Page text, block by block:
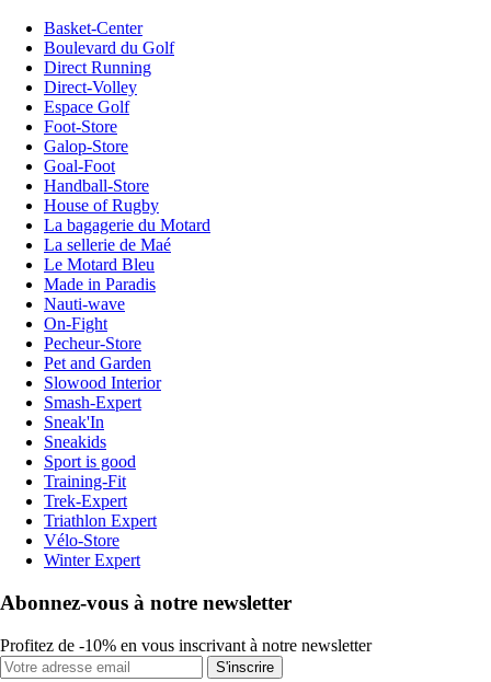
Basket-Center
Boulevard du Golf
Direct Running
Direct-Volley
Espace Golf
Foot-Store
Galop-Store
Goal-Foot
Handball-Store
House of Rugby
La bagagerie du Motard
La sellerie de Maé
Le Motard Bleu
Made in Paradis
Nauti-wave
On-Fight
Pecheur-Store
Pet and Garden
Slowood Interior
Smash-Expert
Sneak'In
Sneakids
Sport is good
Training-Fit
Trek-Expert
Triathlon Expert
Vélo-Store
Winter Expert
Abonnez-vous à notre newsletter
Profitez de -10% en vous inscrivant à notre newsletter
S'inscrire